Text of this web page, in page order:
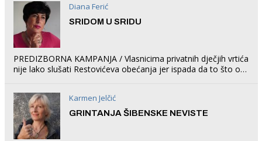
Diana Ferić
SRIDOM U SRIDU
PREDIZBORNA KAMPANJA / Vlasnicima privatnih dječjih vrtića
nije lako slušati Restovićeva obećanja jer ispada da to što oni
Karmen Jelčić
GRINTANJA ŠIBENSKE NEVISTE